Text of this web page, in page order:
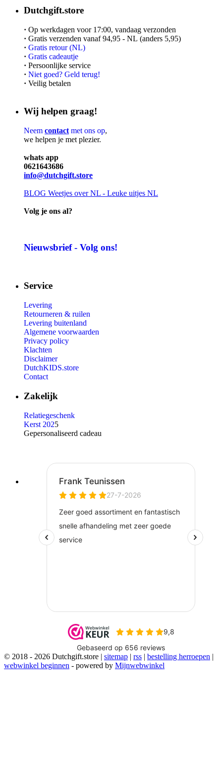
Dutchgift.store
· Op werkdagen voor 17:00, vandaag verzonden
· Gratis verzenden vanaf 94,95 - NL (anders 5,95)
· Gratis retour (NL)
· Gratis cadeautje
· Persoonlijke service
· Niet goed? Geld terug!
· Veilig betalen
Wij helpen graag!
Neem contact met ons op,
we helpen je met plezier.
whats app
0621643686
info@dutchgift.store
BLOG Weetjes over NL - Leuke uitjes NL
Volg je ons al?
Nieuwsbrief - Volg ons!
Service
Levering
Retourneren & ruilen
Levering buitenland
Algemene voorwaarden
Privacy policy
Klachten
Disclaimer
DutchKIDS.store
Contact
Zakelijk
Relatiegeschenk
Kerst 2025
Gepersonaliseerd cadeau
© 2018 - 2026 Dutchgift.store | sitemap | rss | bestelling herroepen |
webwinkel beginnen - powered by Mijnwebwinkel